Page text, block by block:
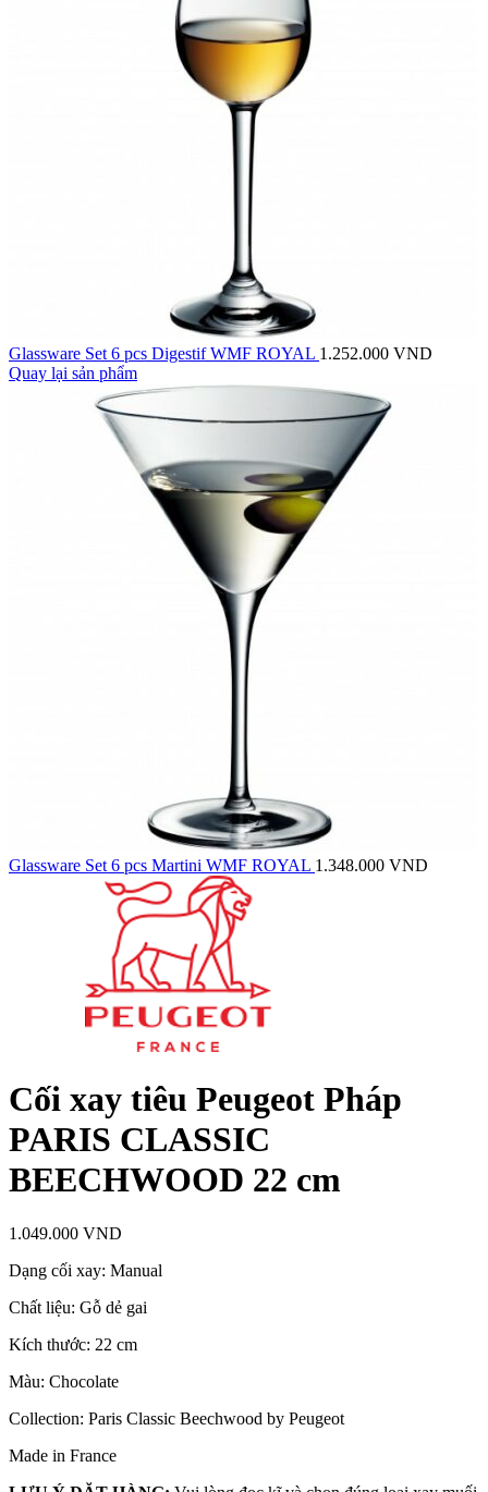
Glassware Set 6 pcs Digestif WMF ROYAL 1.252.000 VND
Quay lại sản phẩm
Glassware Set 6 pcs Martini WMF ROYAL 1.348.000 VND
Cối xay tiêu Peugeot Pháp
PARIS CLASSIC
BEECHWOOD 22 cm
1.049.000 VND
Dạng cối xay: Manual
Chất liệu: Gỗ dẻ gai
Kích thước: 22 cm
Màu: Chocolate
Collection: Paris Classic Beechwood by Peugeot
Made in France